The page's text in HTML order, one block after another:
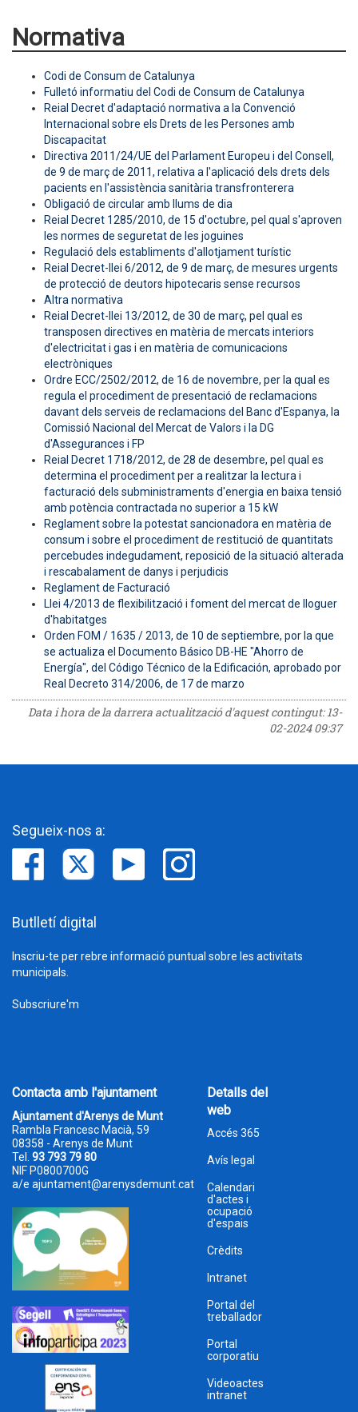
Normativa
Codi de Consum de Catalunya
Fulletó informatiu del Codi de Consum de Catalunya
Reial Decret d'adaptació normativa a la Convenció
Internacional sobre els Drets de les Persones amb
Discapacitat
Directiva 2011/24/UE del Parlament Europeu i del Consell,
de 9 de març de 2011, relativa a l'aplicació dels drets dels
pacients en l'assistència sanitària transfronterera
Obligació de circular amb llums de dia
Reial Decret 1285/2010, de 15 d'octubre, pel qual s'aproven
les normes de seguretat de les joguines
Regulació dels establiments d'allotjament turístic
Reial Decret-llei 6/2012, de 9 de març, de mesures urgents
de protecció de deutors hipotecaris sense recursos
Altra normativa
Reial Decret-llei 13/2012, de 30 de març, pel qual es
transposen directives en matèria de mercats interiors
d'electricitat i gas i en matèria de comunicacions
electròniques
Ordre ECC/2502/2012, de 16 de novembre, per la qual es
regula el procediment de presentació de reclamacions
davant dels serveis de reclamacions del Banc d'Espanya, la
Comissió Nacional del Mercat de Valors i la DG
d'Assegurances i FP
Reial Decret 1718/2012, de 28 de desembre, pel qual es
determina el procediment per a realitzar la lectura i
facturació dels subministraments d'energia en baixa tensió
amb potència contractada no superior a 15 kW
Reglament sobre la potestat sancionadora en matèria de
consum i sobre el procediment de restitució de quantitats
percebudes indegudament, reposició de la situació alterada
i rescabalament de danys i perjudicis
Reglament de Facturació
Llei 4/2013 de flexibilització i foment del mercat de lloguer
d'habitatges
Orden FOM / 1635 / 2013, de 10 de septiembre, por la que
se actualiza el Documento Básico DB-HE "Ahorro de
Energía", del Código Técnico de la Edificación, aprobado por
Real Decreto 314/2006, de 17 de marzo
Data i hora de la darrera actualització d'aquest contingut:13-
02-2024 09:37
Segueix-nos a:
Butlletí digital
Inscriu-te per rebre informació puntual sobre les activitats
municipals.
Subscriure'm
Contacta amb l'ajuntament
Ajuntament d'Arenys de Munt
Rambla Francesc Macià, 59
08358 - Arenys de Munt
Tel. 93 793 79 80
NIF P0800700G
a/e ajuntament@arenysdemunt.cat
Detalls del
web
Accés 365
Avís legal
Calendari
d'actes i
ocupació
d'espais
Crèdits
Intranet
Portal del
treballador
Portal
corporatiu
Videoactes
intranet